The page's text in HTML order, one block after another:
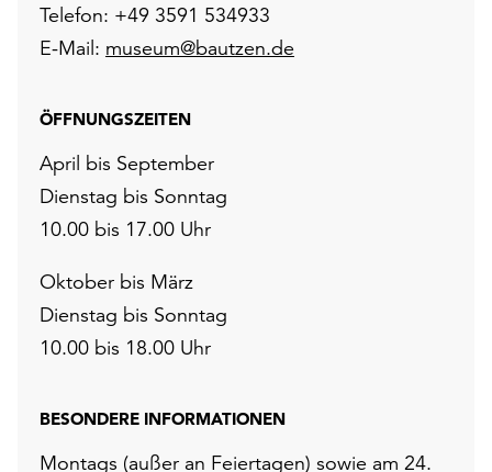
Telefon: +49 3591 534933
E-Mail: museum@bautzen.de
ÖFFNUNGSZEITEN
April bis September
Dienstag bis Sonntag
10.00 bis 17.00 Uhr
Oktober bis März
Dienstag bis Sonntag
10.00 bis 18.00 Uhr
BESONDERE INFORMATIONEN
Montags (außer an Feiertagen) sowie am 24.